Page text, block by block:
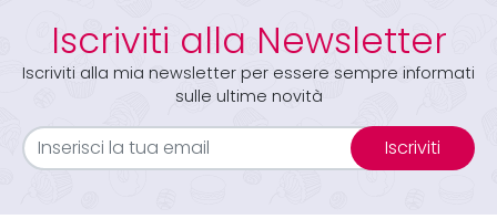
Iscriviti alla Newsletter
Iscriviti alla mia newsletter per essere sempre informati
sulle ultime novità
Iscriviti